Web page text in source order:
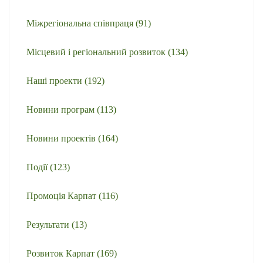
Міжрегіональна співпраця (91)
Місцевий і регіональний розвиток (134)
Наші проекти (192)
Новини програм (113)
Новини проектів (164)
Події(123)
Промоція Карпат (116)
Результати (13)
Розвиток Карпат (169)